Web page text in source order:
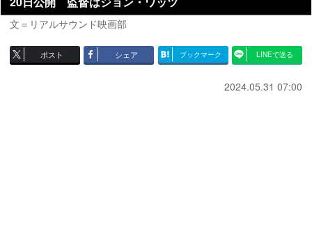
文＝リアルサウンド映画部
ポスト シェア ブックマーク LINEで送る
2024.05.31 07:00